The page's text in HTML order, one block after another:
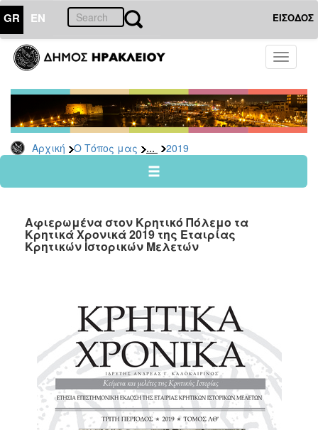
GR EN ΕΙΣΟΔΟΣ
Toggle
Αρχική Ο Τόπος μας ... 2019
ΤΟΠΟΣ
ΜΑΣ
Ανακοινώσεις
Αρχείο
2026
2024
2022
2021
2017
2016
2015
2012
2011
Αφιερωμένα στον Κρητικό Πόλεμο τα
Κρητικά Χρονικά 2019 της Εταιρίας
Κρητικών Ιστορικών Μελετών